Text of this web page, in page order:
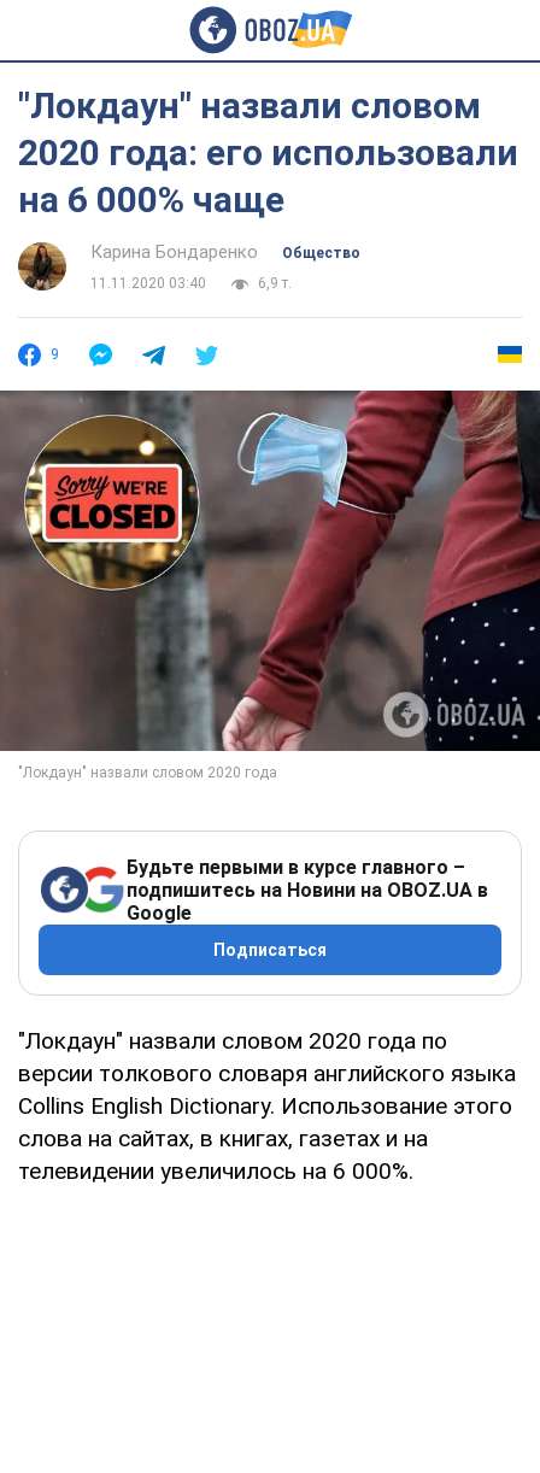
"Локдаун" назвали словом
2020 года: его использовали
на 6 000% чаще
Карина Бондаренко
Общество
11.11.2020 03:40
6,9 т.
9
Будьте первыми в курсе главного –
подпишитесь на Новини на OBOZ.UA в
Google
Подписаться
"Локдаун" назвали словом 2020 года по
версии толкового словаря английского языка
Collins English Dictionary. Использование этого
слова на сайтах, в книгах, газетах и на
телевидении увеличилось на 6 000%.